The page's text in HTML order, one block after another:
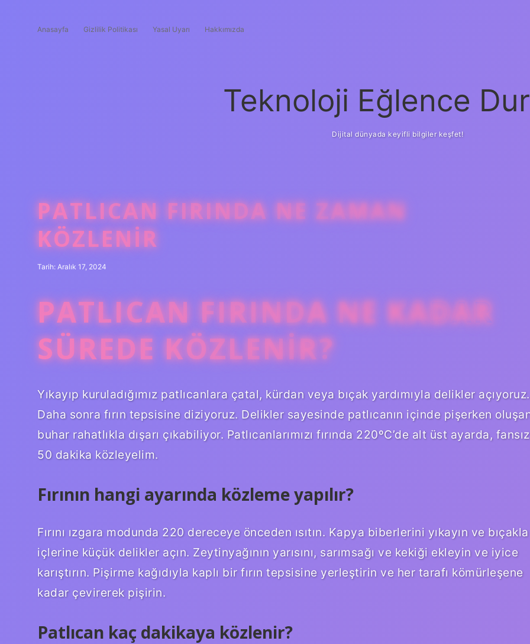
Anasayfa Gizlilik Politikası Yasal Uyarı Hakkımızda
Teknoloji Eğlence
Dijital dünyada keyifli bilgiler keşfet!
PATLICAN FIRINDA NE ZAMAN
KÖZLENIR
Tarih: Aralık 17, 2024
PATLICAN FIRINDA NE KADAR
SÜREDE KÖZLENIR?
Yıkayıp kuruladığımız patlıcanlara çatal, kürdan veya bıçak yardımıyla delikler açıyoruz.
Daha sonra fırın tepsisine diziyoruz. Delikler sayesinde patlıcanın içinde pişerken
buhar rahatlıkla dışarı çıkabiliyor. Patlıcanlarımızı fırında 220ºC’de alt üst ayarda, fansız
50 dakika közleyelim.
Fırının hangi ayarında közleme yapılır?
Fırını ızgara modunda 220 dereceye önceden ısıtın. Kapya biberlerini yıkayın ve bıçakla
içlerine küçük delikler açın. Zeytinyağının yarısını, sarımsağı ve kekiği ekleyin ve iyice
karıştırın. Pişirme kağıdıyla kaplı bir fırın tepsisine yerleştirin ve her tarafı kömürleşene
kadar çevirerek pişirin.
Patlıcan kaç dakikaya közlenir?